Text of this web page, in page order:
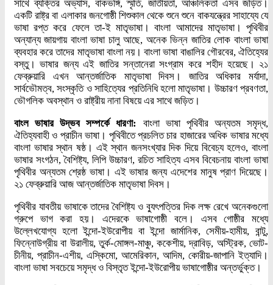
সাথে ব্যক্তির অভ্যাস, বাকভঙ্গি, স্মৃতি, জাতীয়তা, আঞ্চলিকতা এসব জড়িত।
একটি রাষ্ট্র বা এলাকার জনগোষ্ঠী শিশুকাল থেকে শুনে শুনে বাকযন্ত্রের সাহায্যে যে
ভাষা রপ্ত করে ফেলে তা-ই মাতৃভাষা। বাংলা আমাদের মাতৃভাষা। পৃথিবীর
অন্যান্য জায়গায় বাংলা ভাষা চালু আছে, অনেক ভিন্ন জাতির লোক বাংলা ভাষা
ব্যবহার করে তাদের মাতৃভাষা বাংলা নয়। বাংলা ভাষা বাঙালির গৌরবের, ঐতিহ্যের
বস্তু। ভাষার জন্য এই জাতির সন্তানেরা সংগ্রাম করে শহীদ হয়েছে। ২১
ফেব্রুয়ারি এখন আন্তর্জাতিক মাতৃভাষা দিবস। জাতির অধিকার মর্যাদা,
সার্বভৌমত্ব, সংস্কৃতি ও সাহিত্যের প্রতিনিধি হলো মাতৃভাষা। উচ্চারণ প্রবণতা,
ভৌগলিক অবস্থান ও রাষ্ট্রীয় নানা বিষয়ে এর সাথে জড়িত।
বাংল ভাষার উদ্ভব সম্পর্কে ধারণা: বাংলা ভাষা পৃথিবীর অন্যতম সমৃদ্ধ,
ঐতিহ্যবাহী ও প্রাচীন ভাষা। পৃথিবীতে প্রচলিত চার হাজারের অধিক ভাষার মধ্যে
বাংলা ভাষার স্থান ষষ্ঠ। এই স্থান জনসংখ্যার দিক দিয়ে বিবেচ্য হলেও, বাংলা
ভাষার সংগঠন, বৈশিষ্ট্য, লিপি উচ্চারণ, রচিত সাহিত্য এসব বিবেচনায় বাংলা ভাষা
পৃথিবীর অন্যতম শ্রেষ্ঠ ভাষা। এই ভাষার জন্য এদেশের মানুষ প্রাণ দিয়েছে।
২১ ফেব্রুয়ারি আজ আন্তর্জাতিক মাতৃভাষা দিবস।
পৃথিবীর যাবতীয় ভাষাকে তাদের বৈশিষ্ট্য ও ব্যুৎপত্তির দিক লক্ষ রেখে অনেকগুলো
গ্রুপে ভাগ করা হয়। এদেরকে ভাষাগোষ্ঠী বলে। এসব গোষ্ঠীর মধ্যে
উল্লেখযোগ্য হলো ইন্দো-ইউরোপীয় বা ইন্দো জার্মানিক, সেমীয়-হামীয়, বান্টু,
ফিন্নোউগ্রীয় বা উরালীয়, তুর্ক-মোঙ্গল-মাঞ্চু, ককেশীয়, দ্রাবিড়, অস্ট্রিক, ভোট-
চীনীয়, প্রাচীন-এশীয়, এস্কিমো, আমেরিকান, আদিম, কোরীয়-জাপানি ইত্যাদি।
বাংলা ভাষা সবচেয়ে সমৃদ্ধ ও বিস্তৃত ইন্দো-ইউরোপীয় ভাষাগোষ্ঠীর অন্তর্ভুক্ত।